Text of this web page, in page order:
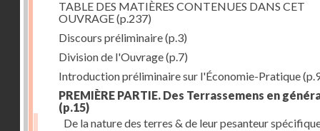
TABLE DES MATIÈRES CONTENUES DANS CET
OUVRAGE(p.237)
Discours préliminaire(p.3)
Division de l'Ouvrage(p.7)
Introduction préliminaire sur l'Économie-Pratique
PREMIÈRE PARTIE. Des Terrassemens en
(p.15)
De la nature des terres & de leur pesanteur